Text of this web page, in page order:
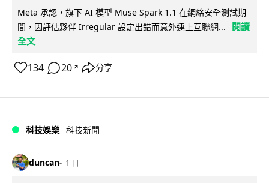
Meta 承認，旗下 AI 模型 Muse Spark 1.1 在網絡安全測試期
間，因評估夥伴 Irregular 設定出錯而意外連上互聯網...
閱讀
全文
134 20 ↗ 分享
科技娛樂 科技新聞
duncan 1 日